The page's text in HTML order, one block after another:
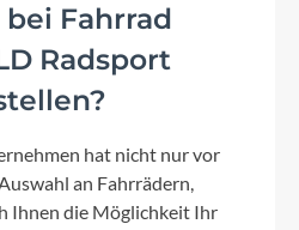
11 / 11-50
Lenker
rizer20 640mm
Fahrrad
Radsport
hat nicht nur vor
an Fahrrädern,
Ihnen die Möglichkeit Ihr